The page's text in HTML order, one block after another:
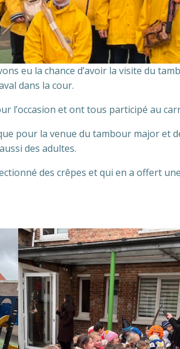
eu la chance d’avoir la visite du
dans la cour.
l’occasion et ont tous participé au
pour la venue du tambour major et
des adultes.
des crêpes et qui en a offert